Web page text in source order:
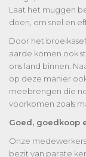
Laat het muggen
doen, om snel en
Door het
aarde komen ook
ons land binnen.
op deze manier
meebrengen die
voorkomen zoals
Goed, goedkoop
Onze
bezit van parate